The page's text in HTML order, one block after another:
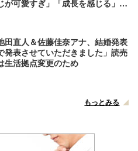
が可愛すぎ」「成長を感じる」の
田直人＆佐藤佳奈アナ、結婚発表
発表させていただきました」読売
生活拠点変更のため
もっとみる